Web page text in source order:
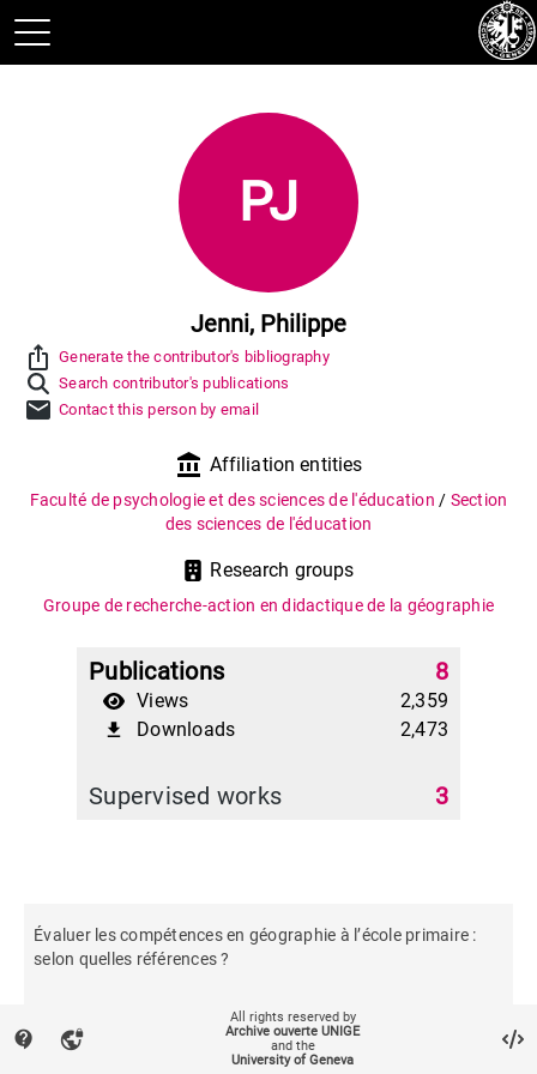
PJ
Jenni, Philippe
ios_share Generate the contributor's bibliography
Search contributor's publications
mail Contact this person by email
account_balance Affiliation entities
Faculté de psychologie et des sciences de l'éducation / Section
des sciences de l'éducation
Research groups
Groupe de recherche-action en didactique de la géographie
Publications 8
Views 2,359
file_download Downloads 2,473
Supervised works 3
Évaluer les compétences en géographie à l’école primaire :
selon quelles références ?
Didactiques de l’histoire, de la géographie et de l’éducation à
la citoyenneté. Références pour la pratique et la recherche
contact_support vpn_lock
All rights reserved by
Archive ouverte UNIGE
and the
University of Geneva